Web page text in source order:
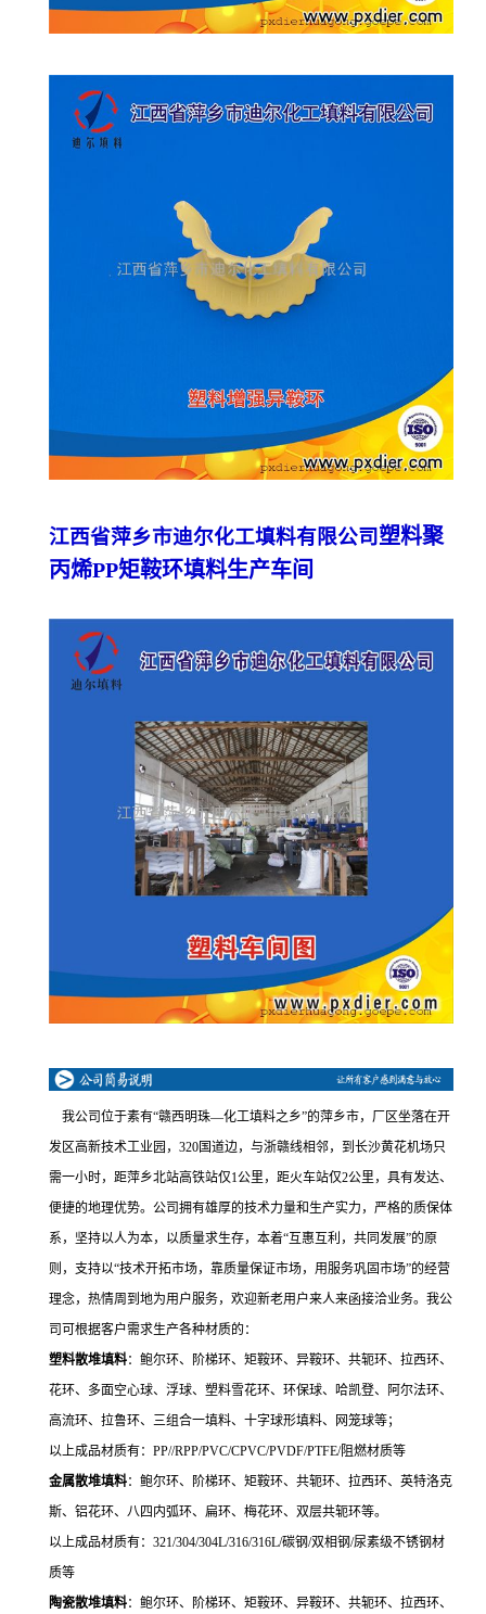
江西省萍乡市迪尔化工填料有限公司塑料聚
丙烯PP矩鞍环填料生产车间
我公司位于素有“赣西明珠—化工填料之乡”的萍乡市，厂区坐落在开
发区高新技术工业园，320国道边，与浙赣线相邻，到长沙黄花机场只
需一小时，距萍乡北站高铁站仅1公里，距火车站仅2公里，具有发达、
便捷的地理优势。公司拥有雄厚的技术力量和生产实力，严格的质保体
系，坚持以人为本，以质量求生存，本着“互惠互利，共同发展”的原
则，支持以“技术开拓市场，靠质量保证市场，用服务巩固市场”的经营
理念，热情周到地为用户服务，欢迎新老用户来人来函接洽业务。我公
司可根据客户需求生产各种材质的：
塑料散堆填料：鲍尔环、阶梯环、矩鞍环、异鞍环、共轭环、拉西环、
花环、多面空心球、浮球、塑料雪花环、环保球、哈凯登、阿尔法环、
高流环、拉鲁环、三组合一填料、十字球形填料、网笼球等；
以上成品材质有：PP//RPP/PVC/CPVC/PVDF/PTFE/阻燃材质等
金属散堆填料：鲍尔环、阶梯环、矩鞍环、共轭环、拉西环、英特洛克
斯、铝花环、八四内弧环、扁环、梅花环、双层共轭环等。
以上成品材质有：321/304/304L/316/316L/碳钢/双相钢/尿素级不锈钢材
质等
陶瓷散堆填料：鲍尔环、阶梯环、矩鞍环、异鞍环、共轭环、拉西环、